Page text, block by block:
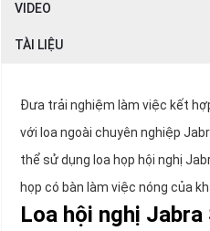
VIDEO
TÀI LIỆU
Đưa trải nghiệm làm việc kết
với loa ngoài chuyên nghiệp
thể sử dụng loa họp hội nghị
họp có bàn làm việc nóng của
Loa hội nghị Jabra